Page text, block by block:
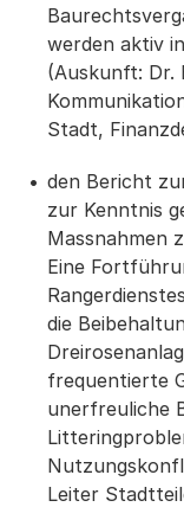
werden aktiv
(Auskunft: Dr.
Stadt,
den Bericht
zur Kenntnis
Massnahmen
Eine
die
frequentierte
unerfreuliche
Leiter